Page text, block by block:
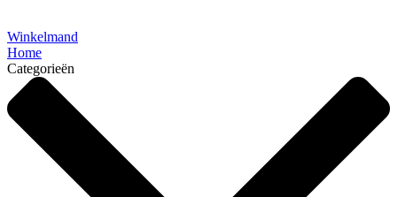
Winkelmand
Home
Categorieën